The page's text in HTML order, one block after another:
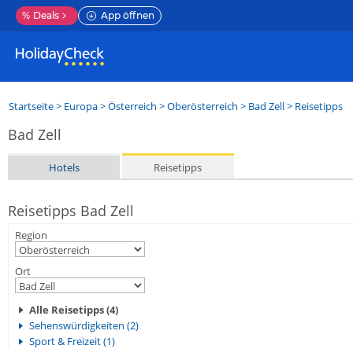
% Deals App öffnen
Startseite> Europa>Österreich >Oberösterreich > Bad Zell> Reisetipps
Bad Zell
Hotels Reisetipps
Reisetipps Bad Zell
Region
Ort
Alle Reisetipps (4)
Sehenswürdigkeiten (2)
Sport & Freizeit (1)